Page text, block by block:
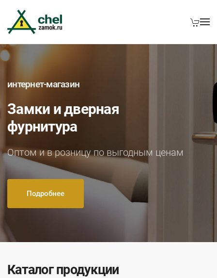
интернет-магазин
Замки и дверная
фурнитура
Оптом и в розницу по выгодным ценам
Подробнее
Каталог продукции